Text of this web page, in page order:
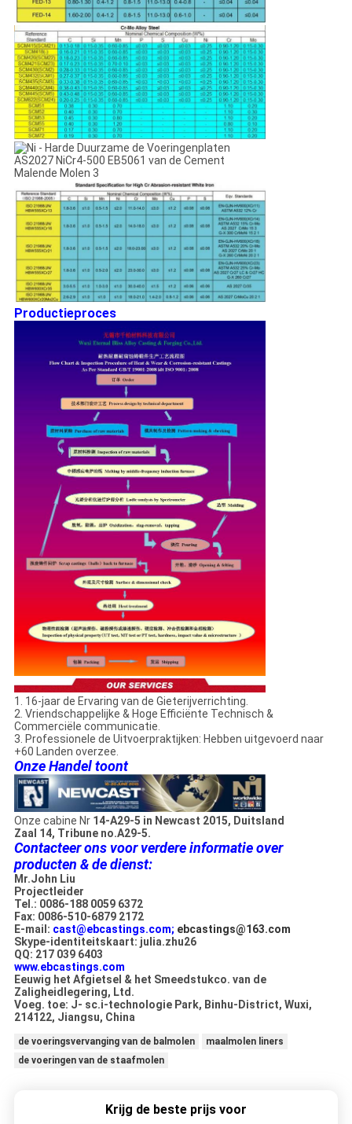
Productieproces
1. 16-jaar de Ervaring van de Gieterijverrichting.
2. Vriendschappelijke & Hoge Efficiënte Technisch &
Commerciële communicatie.
3. Professionele de Uitvoerpraktijken: Hebben uitgevoerd naar
+60 Landen overzee.
Onze Handel toont
Onze cabine Nr 14-A29-5 in Newcast 2015, Duitsland
Zaal 14, Tribune no.A29-5.
Contacteer ons voor verdere informatie over
producten & de dienst:
Mr.John Liu
Projectleider
Tel.: 0086-188 0059 6372
Fax: 0086-510-6879 2172
E-mail: cast@ebcastings.com; ebcastings@163.com
Skype-identiteitskaart: julia.zhu26
QQ: 217 039 6403
www.ebcastings.com
Eeuwig het Afgietsel & het Smeedstukco. van de
Zaligheidlegering, Ltd.
Voeg. toe: J- sc.i-technologie Park, Binhu-District, Wuxi,
214122, Jiangsu, China
de voeringsvervanging van de balmolen
maalmolen liners
de voeringen van de staafmolen
Krijg de beste prijs voor